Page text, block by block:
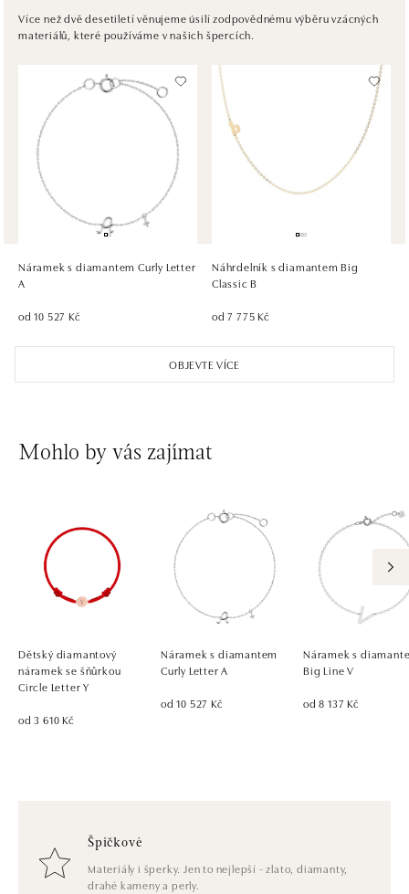
Pribinova 8, 811 09 Bratislava
tel.: +421917090467
HALADA OC Avion, Bratislava
Ivanská cesta 16, 821 04 Bratislava
dnes otevřeno do 21:00
HALADA OC Eurovea, Bratislava
Pribinova 8, 811 09 Bratislava
dnes otevřeno do 21:00
Více než dvě desetiletí věnujeme úsilí zodpovědnému výběru vzácných
materiálů, které používáme v našich špercích.
OBJEVTE VÍCE
Náramek s diamantem Curly Letter
A
od 10 527 Kč
Náhrdelník s diamantem Big
Classic B
od 7 775 Kč
Mohlo by vás zajímat
Dětský diamantový
náramek se šňůrkou
Circle Letter Y
od 3 610 Kč
Náramek s diamantem
Curly Letter A
od 10 527 Kč
Náramek s
Big Line V
od 8 137 Kč
Špičkové
Materiály i šperky. Jen to nejlepší - zlato, diamanty,
drahé kameny a perly.